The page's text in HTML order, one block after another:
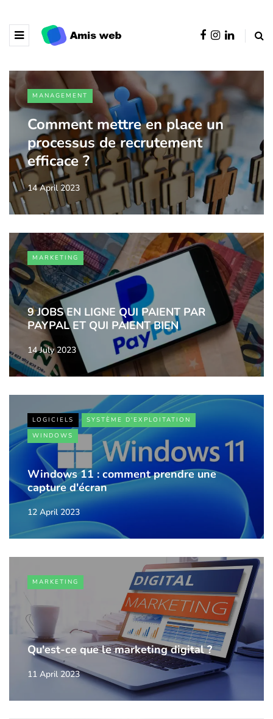
MANAGEMENT
Comment mettre en place un
processus de recrutement
efficace ?
14 April 2023
MARKETING
9 JOBS EN LIGNE QUI PAIENT PAR
PAYPAL ET QUI PAIENT BIEN
14 July 2023
LOGICIELS
SYSTÈME D'EXPLOITATION
WINDOWS
Windows 11 : comment prendre une
capture d'écran
12 April 2023
MARKETING
Qu'est-ce que le marketing digital ?
11 April 2023